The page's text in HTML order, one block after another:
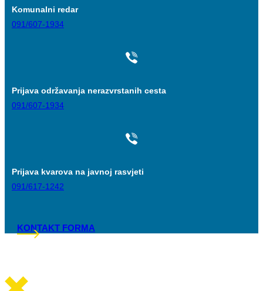
Komunalni redar
091/607-1934
Prijava održavanja nerazvrstanih cesta
091/607-1934
Prijava kvarova na javnoj rasvjeti
091/617-1242
KONTAKT FORMA